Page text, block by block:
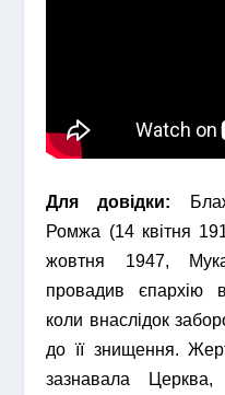
Для довідки:
Ромжа (14 квітня
жовтня 1947,
провадив єпархію
коли внаслідок
до її знищення.
зазнавала Церква,